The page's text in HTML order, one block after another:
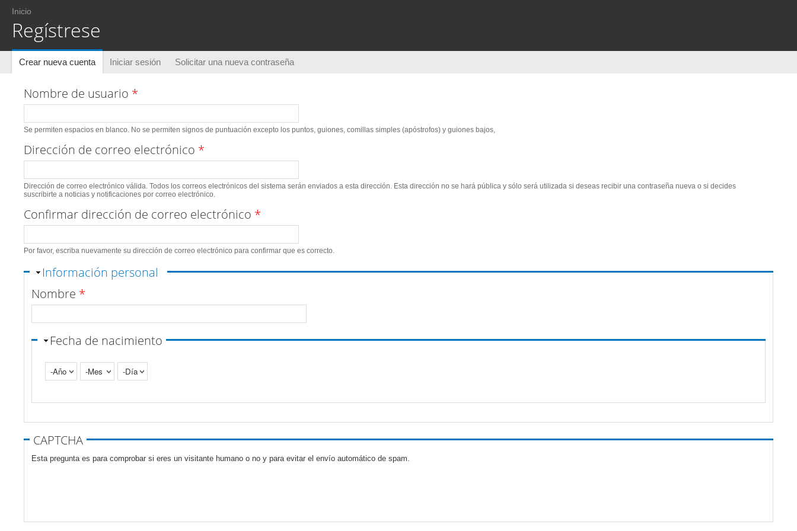
Usted está aquí
Inicio
Regístrese
Solapas principales
Crear nueva cuenta (solapa activa)
Iniciar sesión Solicitar una nueva contraseña
Nombre de usuario *
Se permiten espacios en blanco. No se permiten signos de puntuación excepto los puntos, guiones, comillas simples (apóstrofos) y guiones bajos,
Dirección de correo electrónico *
Dirección de correo electrónico válida. Todos los correos electrónicos del sistema serán enviados a esta dirección. Esta dirección no se hará pública y sólo será utilizada si deseas recibir una contraseña nueva o si decides
suscribirte a noticias y notificaciones por correo electrónico.
Confirmar dirección de correo electrónico *
Por favor, escriba nuevamente su dirección de correo electrónico para confirmar que es correcto.
Ocultar
Información personal
Nombre *
Fecha de nacimiento
Año
Mes Día
Pestañas verticales
CAPTCHA
Esta pregunta es para comprobar si eres un visitante humano o no y para evitar el envío automático de spam.